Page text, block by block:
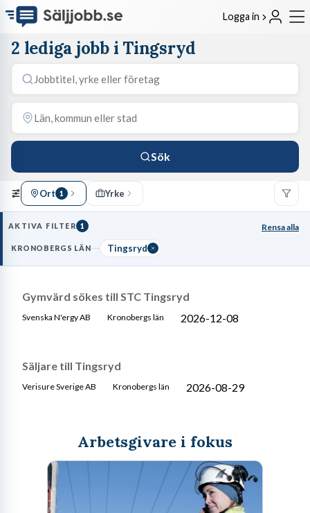
Logga in
2 lediga jobb i Tingsryd
Sök
Ort 1 Yrke
AKTIVA FILTER 1 Rensa alla
KRONOBERGS LÄN Tingsryd
Gymvärd sökes till STC Tingsryd
Svenska N'ergy AB Kronobergs län 2026-12-08
Säljare till Tingsryd
Verisure Sverige AB Kronobergs län 2026-08-29
Arbetsgivare i fokus